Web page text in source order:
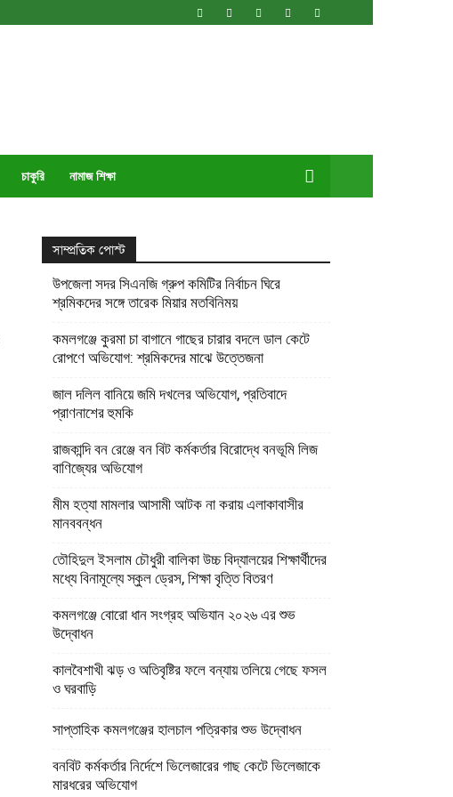
চাকুরি নামাজ শিক্ষা
সাম্প্রতিক পোস্ট
উপজেলা সদর সিএনজি গ্রুপ কমিটির নির্বাচন ঘিরে
শ্রমিকদের সঙ্গে তারেক মিয়ার মতবিনিময়
কমলগঞ্জে কুরমা চা বাগানে গাছের চারার বদলে ডাল কেটে
রোপণে অভিযোগ: শ্রমিকদের মাঝে উত্তেজনা
জাল দলিল বানিয়ে জমি দখলের অভিযোগ, প্রতিবাদে
প্রাণনাশের হুমকি
রাজকান্দি বন রেঞ্জে বন বিট কর্মকর্তার বিরোদ্ধে বনভূমি লিজ
বাণিজ্যের অভিযোগ
মীম হত্যা মামলার আসামী আটক না করায় এলাকাবাসীর
মানববন্ধন
তৌহিদুল ইসলাম চৌধুরী বালিকা উচ্চ বিদ্যালয়ের শিক্ষার্থীদের
মধ্যে বিনামূল্যে স্কুল ড্রেস, শিক্ষা বৃত্তি বিতরণ
কমলগঞ্জে বোরো ধান সংগ্রহ অভিযান ২০২৬ এর শুভ
উদ্বোধন
কালবৈশাখী ঝড় ও অতিবৃষ্টির ফলে বন্যায় তলিয়ে গেছে ফসল
ও ঘরবাড়ি
সাপ্তাহিক কমলগঞ্জের হালচাল পত্রিকার শুভ উদ্বোধন
বনবিট কর্মকর্তার নির্দেশে ভিলেজারের গাছ কেটে ভিলেজাকে
মারধরের অভিযোগ